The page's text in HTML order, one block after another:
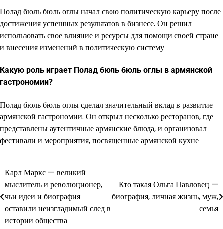
Полад бюль бюль оглы начал свою политическую карьеру после
достижения успешных результатов в бизнесе. Он решил
использовать свое влияние и ресурсы для помощи своей стране
и внесения изменений в политическую систему
Какую роль играет Полад бюль бюль оглы в армянской
гастрономии?
Полад бюль бюль оглы сделал значительный вклад в развитие
армянской гастрономии. Он открыл несколько ресторанов, где
представлены аутентичные армянские блюда, и организовал
фестивали и мероприятия, посвященные армянской кухне
Навигация
по
записям
Карл Маркс — великий
мыслитель и революционер,
чьи идеи и биография
оставили неизгладимый след в
истории общества
Кто такая Ольга Павловец —
биография, личная жизнь, муж,
семья